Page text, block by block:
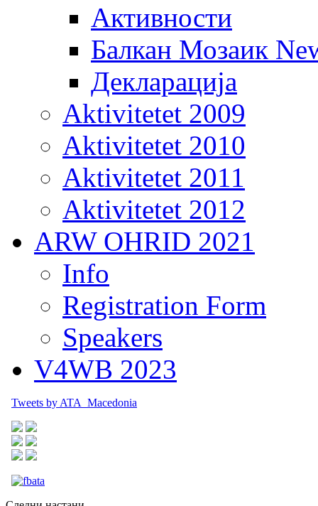
Активности
Балкан Мозаик
Декларација
Aktivitetet 2009
Aktivitetet 2010
Aktivitetet 2011
Aktivitetet 2012
ARW OHRID 2021
Info
Registration Form
Speakers
V4WB 2023
Tweets by ATA_Macedonia